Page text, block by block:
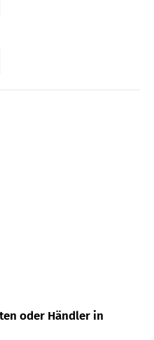
oder Händler in